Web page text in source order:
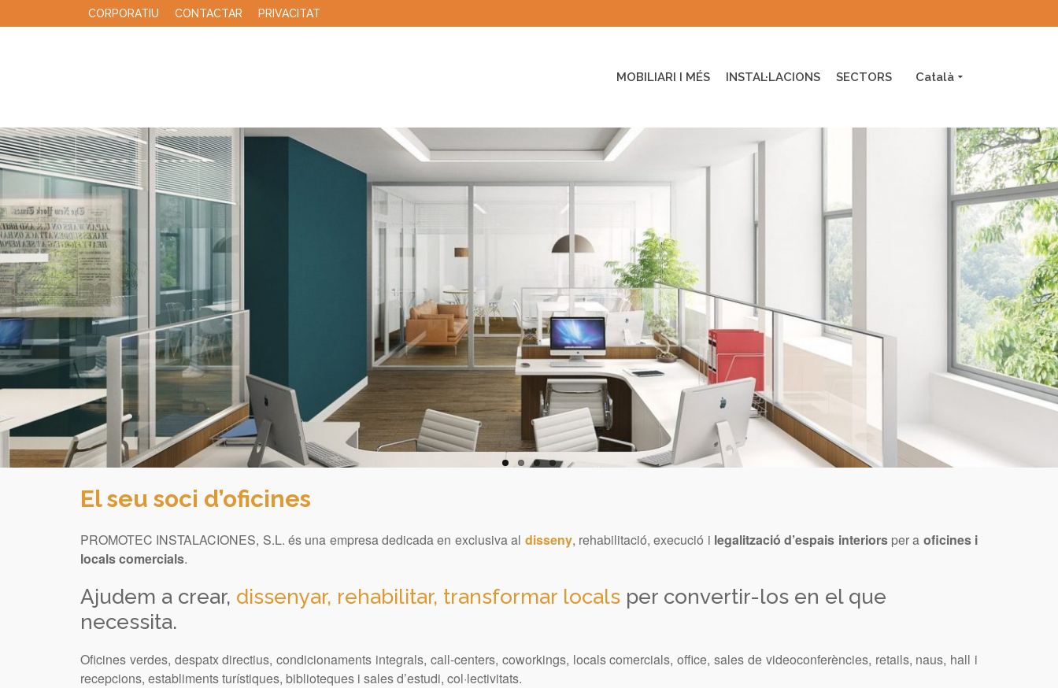
CORPORATIU CONTACTAR PRIVACITAT
MOBILIARI I MÉS INSTAL·LACIONS SECTORS Català
El seu soci d’oficines
PROMOTEC INSTALACIONES, S.L. és una empresa dedicada en exclusiva al disseny, rehabilitació, execució i legalització d’espais interiorsper a oficines i
locals comercials.
Ajudem a crear, dissenyar, rehabilitar, transformar locals per convertir-los en el que
necessita.
Oficines verdes, despatx directius, condicionaments integrals, call-centers, coworkings, locals comercials, office, sales de videoconferències, retails, naus, hall i
recepcions, establiments turístiques, biblioteques i sales d’estudi, col·lectivitats.